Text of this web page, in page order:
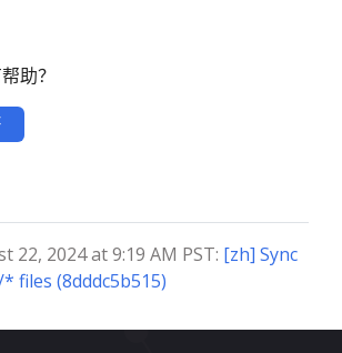
助？
22, 2024 at 9:19 AM PST: [zh] Sync
files (8dddc5b515)